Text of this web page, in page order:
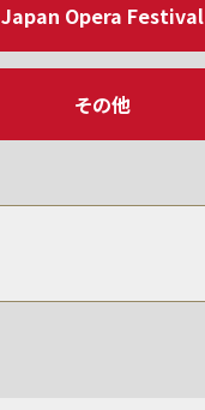
Japan Opera Festival
その他